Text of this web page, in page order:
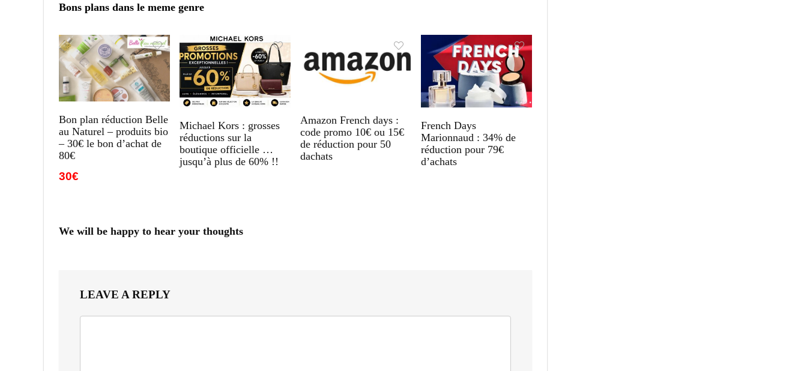
Bons plans dans le meme genre
Bon plan réduction Belle
au Naturel – produits bio
– 30€ le bon d’achat de
80€
30€
Michael Kors : grosses
réductions sur la
boutique officielle …
jusqu’à plus de 60% !!
Amazon French days :
code promo 10€ ou 15€
de réduction pour 50
dachats
French Days
Marionnaud : 34% de
réduction pour 79€
d’achats
We will be happy to hear your thoughts
LEAVE A REPLY